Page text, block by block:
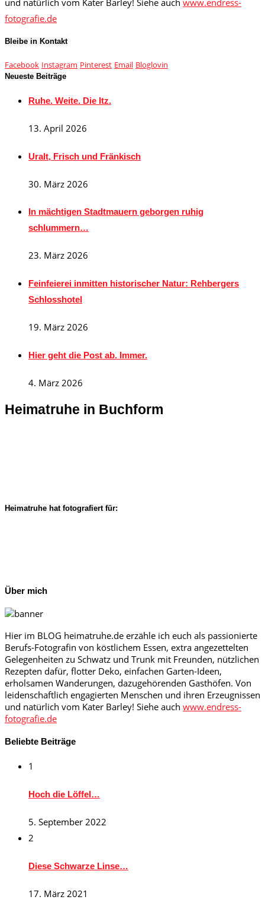
fotografie.de
Bleibe in Kontakt
Facebook Instagram Pinterest Email Bloglovin
Neueste Beiträge
Ruhe. Weite. Die Itz.
13. April 2026
Uralt, Frisch und Fränkisch
30. März 2026
In mächtigen Stadtmauern geborgen ruhig
schlummern…
23. März 2026
Feinfeierei inmitten historischer Natur: Rehbergers
Schlosshotel
19. März 2026
Hier geht die Post ab. Immer.
4. März 2026
Heimatruhe in Buchform
Heimatruhe hat fotografiert für:
Über mich
Hier im BLOG heimatruhe.de erzähle ich euch als passionierte
Berufs-Fotografin von köstlichem Essen, extra angezettelten
Gelegenheiten zu Schwatz und Trunk mit Freunden, nützlichen
Rezepten dafür, flotter Deko, einfachen Garten-Ideen,
erholsamen Wanderungen, dazugehörenden Gasthöfen. Von
leidenschaftlich engagierten Menschen und ihren Erzeugnissen
und natürlich vom Kater Barley! Siehe auch www.endress-
fotografie.de
Beliebte Beiträge
1
Hoch die Löffel…
5. September 2022
2
Diese Schwarze Linse…
17. März 2021